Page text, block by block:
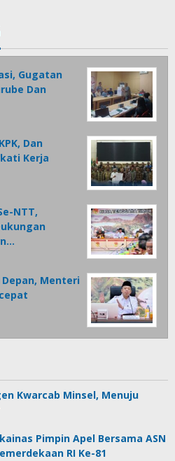
Gugatan
Dan
Dan
Kerja
NTT,
Menteri
Kwarcab Minsel, Menuju
Pimpin Apel Bersama ASN
RI Ke-81